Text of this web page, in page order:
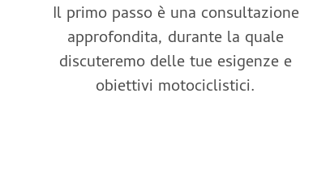
Il primo passo è una consultazione
approfondita, durante la quale
discuteremo delle tue esigenze e
obiettivi motociclistici.